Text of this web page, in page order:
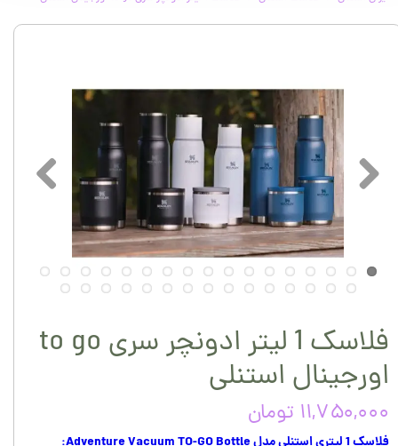
فلاسک 1 لیتر ادونچر سری to go
اورجینال استنلی
۱۱,۷۵۰,۰۰۰ تومان